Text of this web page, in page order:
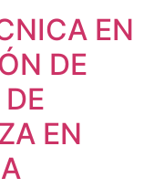
EN
DE
EN